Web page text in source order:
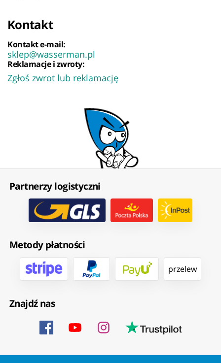
Kontakt
Kontakt e-mail:
sklep@wasserman.pl
Reklamacje i zwroty:
Zgłoś zwrot lub reklamację
Partnerzy logistyczni
Metody płatności
przelew
Znajdź nas